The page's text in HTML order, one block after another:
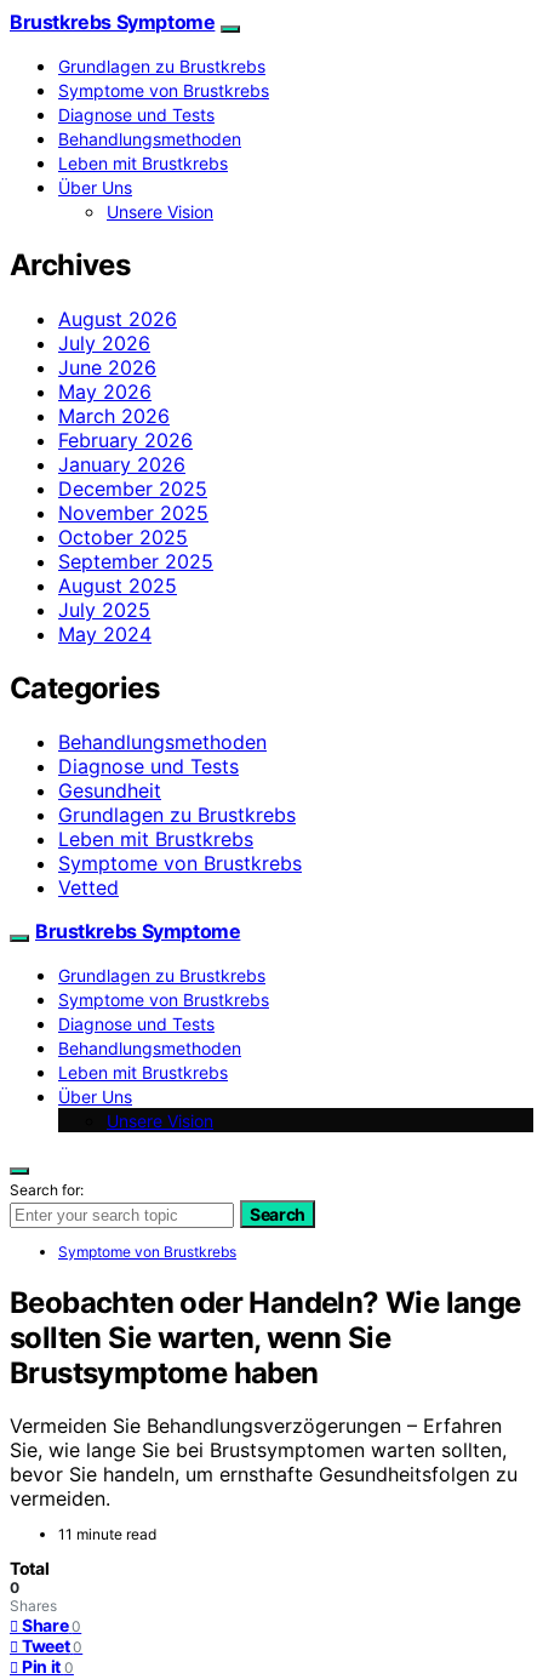
Brustkrebs Symptome
Grundlagen zu Brustkrebs
Symptome von Brustkrebs
Diagnose und Tests
Behandlungsmethoden
Leben mit Brustkrebs
Über Uns
Unsere Vision
Archives
August 2026
July 2026
June 2026
May 2026
March 2026
February 2026
January 2026
December 2025
November 2025
October 2025
September 2025
August 2025
July 2025
May 2024
Categories
Behandlungsmethoden
Diagnose und Tests
Gesundheit
Grundlagen zu Brustkrebs
Leben mit Brustkrebs
Symptome von Brustkrebs
Vetted
Brustkrebs Symptome
Grundlagen zu Brustkrebs
Symptome von Brustkrebs
Diagnose und Tests
Behandlungsmethoden
Leben mit Brustkrebs
Über Uns
Unsere Vision
Search for:
Search
Symptome von Brustkrebs
Beobachten oder Handeln? Wie lange
sollten Sie warten, wenn Sie
Brustsymptome haben
Vermeiden Sie Behandlungsverzögerungen – Erfahren
Sie, wie lange Sie bei Brustsymptomen warten sollten,
bevor Sie handeln, um ernsthafte Gesundheitsfolgen zu
vermeiden.
11 minute read
Total
0
Shares
Share 0
Tweet 0
Pin it 0